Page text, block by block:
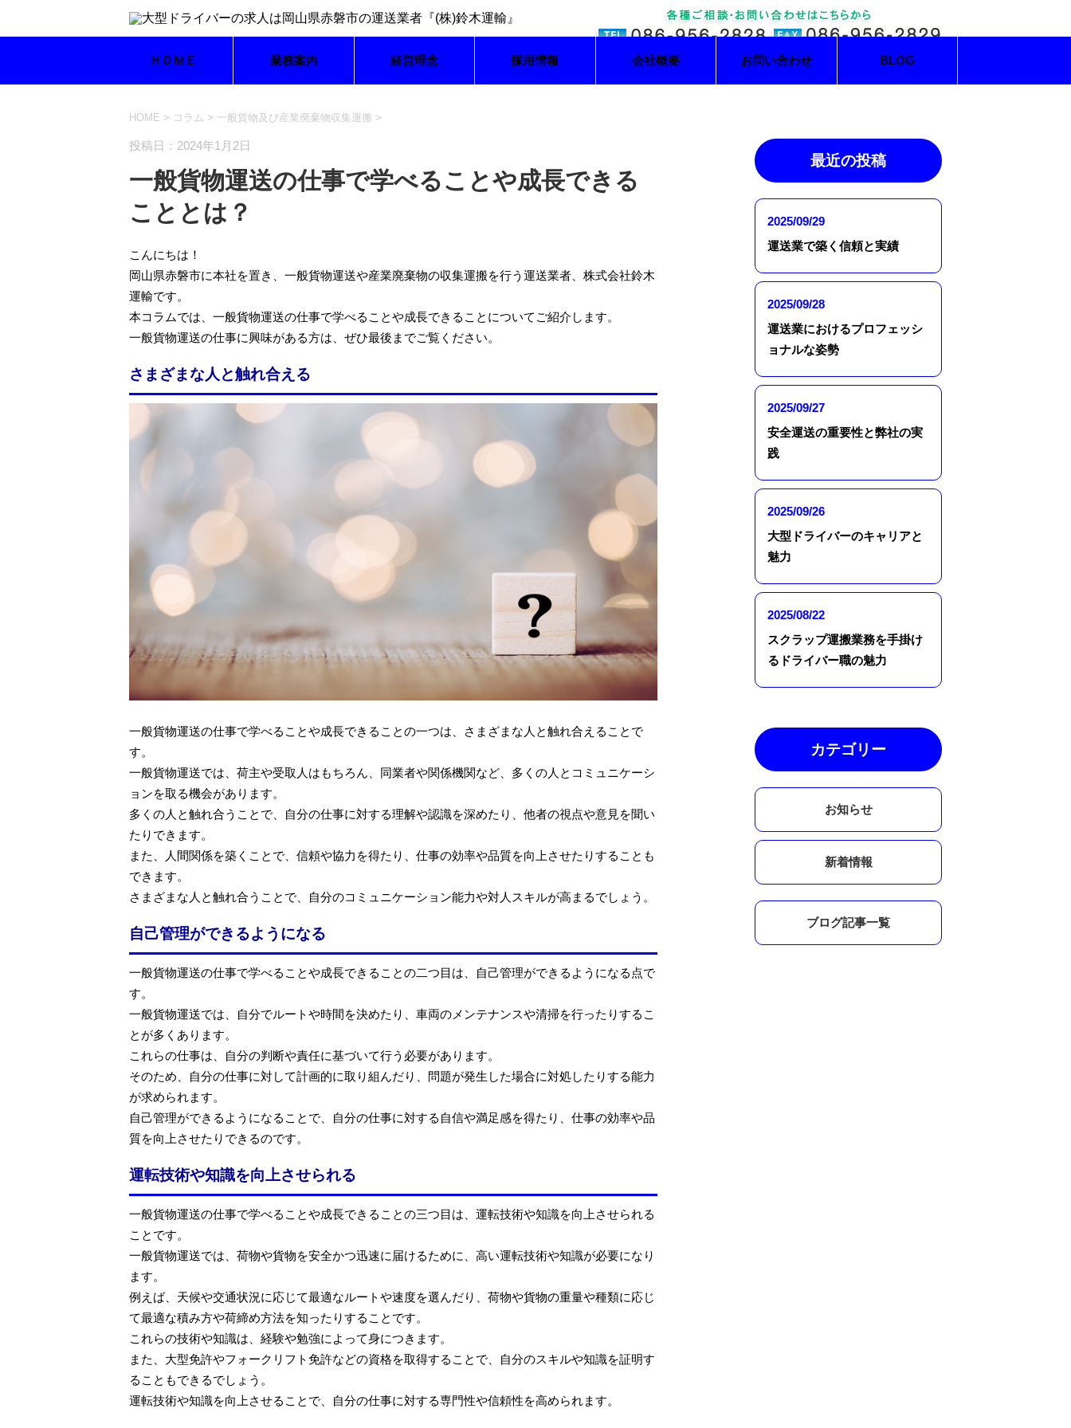
ＨＯＭＥ 業務案内 経営理念 採用情報 会社概要 お問い合わせ BLOG
HOME > コラム > 一般貨物及び産業廃棄物収集運搬 >
投稿日：2024年1月2日
一般貨物運送の仕事で学べることや成長できる
こととは？
こんにちは！
岡山県赤磐市に本社を置き、一般貨物運送や産業廃棄物の収集運搬を行う運送業者、株式会社鈴木
運輸です。
本コラムでは、一般貨物運送の仕事で学べることや成長できることについてご紹介します。
一般貨物運送の仕事に興味がある方は、ぜひ最後までご覧ください。
さまざまな人と触れ合える
一般貨物運送の仕事で学べることや成長できることの一つは、さまざまな人と触れ合えることで
す。
一般貨物運送では、荷主や受取人はもちろん、同業者や関係機関など、多くの人とコミュニケーシ
ョンを取る機会があります。
多くの人と触れ合うことで、自分の仕事に対する理解や認識を深めたり、他者の視点や意見を聞い
たりできます。
また、人間関係を築くことで、信頼や協力を得たり、仕事の効率や品質を向上させたりすることも
できます。
さまざまな人と触れ合うことで、自分のコミュニケーション能力や対人スキルが高まるでしょう。
自己管理ができるようになる
一般貨物運送の仕事で学べることや成長できることの二つ目は、自己管理ができるようになる点で
す。
一般貨物運送では、自分でルートや時間を決めたり、車両のメンテナンスや清掃を行ったりするこ
とが多くあります。
これらの仕事は、自分の判断や責任に基づいて行う必要があります。
そのため、自分の仕事に対して計画的に取り組んだり、問題が発生した場合に対処したりする能力
が求められます。
自己管理ができるようになることで、自分の仕事に対する自信や満足感を得たり、仕事の効率や品
質を向上させたりできるのです。
運転技術や知識を向上させられる
一般貨物運送の仕事で学べることや成長できることの三つ目は、運転技術や知識を向上させられる
ことです。
一般貨物運送では、荷物や貨物を安全かつ迅速に届けるために、高い運転技術や知識が必要になり
ます。
例えば、天候や交通状況に応じて最適なルートや速度を選んだり、荷物や貨物の重量や種類に応じ
て最適な積み方や荷締め方法を知ったりすることです。
これらの技術や知識は、経験や勉強によって身につきます。
また、大型免許やフォークリフト免許などの資格を取得することで、自分のスキルや知識を証明す
ることもできるでしょう。
運転技術や知識を向上させることで、自分の仕事に対する専門性や信頼性を高められます。
最近の投稿
2025/09/29
運送業で築く信頼と実績
2025/09/28
運送業におけるプロフェッシ
ョナルな姿勢
2025/09/27
安全運送の重要性と弊社の実
践
2025/09/26
大型ドライバーのキャリアと
魅力
2025/08/22
スクラップ運搬業務を手掛け
るドライバー職の魅力
カテゴリー
お知らせ
新着情報
ブログ記事一覧